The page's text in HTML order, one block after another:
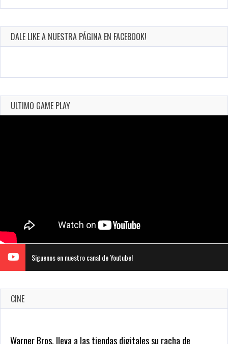
DALE LIKE A NUESTRA PÁGINA EN FACEBOOK!
ULTIMO GAME PLAY
Siguenos en nuestro canal de Youtube!
CINE
Warner Bros. lleva a las tiendas digitales su racha de